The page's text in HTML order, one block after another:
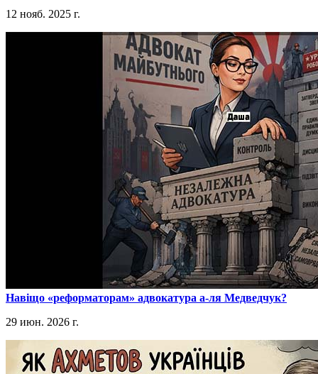
12 нояб. 2025 г.
​Навіщо «реформаторам» адвокатура а-ля Медведчук?
29 июн. 2026 г.